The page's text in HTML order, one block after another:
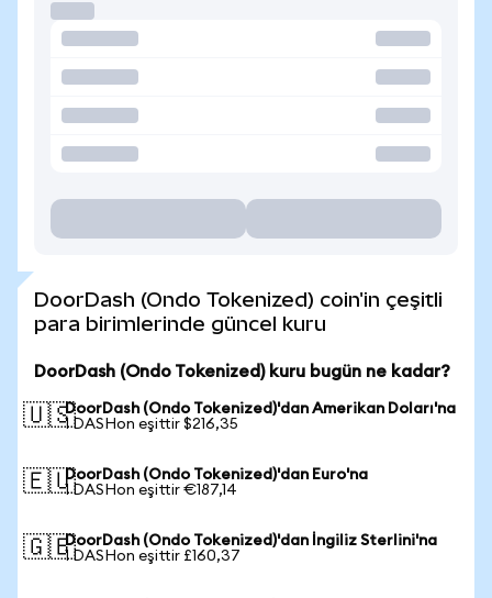
DoorDash (Ondo Tokenized) coin'in çeşitli
para birimlerinde güncel kuru
DoorDash (Ondo Tokenized) kuru bugün ne kadar?
🇺🇸DoorDash (Ondo Tokenized)'dan Amerikan Doları'na
1 DASHon eşittir $216,35
🇪🇺DoorDash (Ondo Tokenized)'dan Euro'na
1 DASHon eşittir €187,14
🇬🇧DoorDash (Ondo Tokenized)'dan İngiliz Sterlini'na
1 DASHon eşittir £160,37